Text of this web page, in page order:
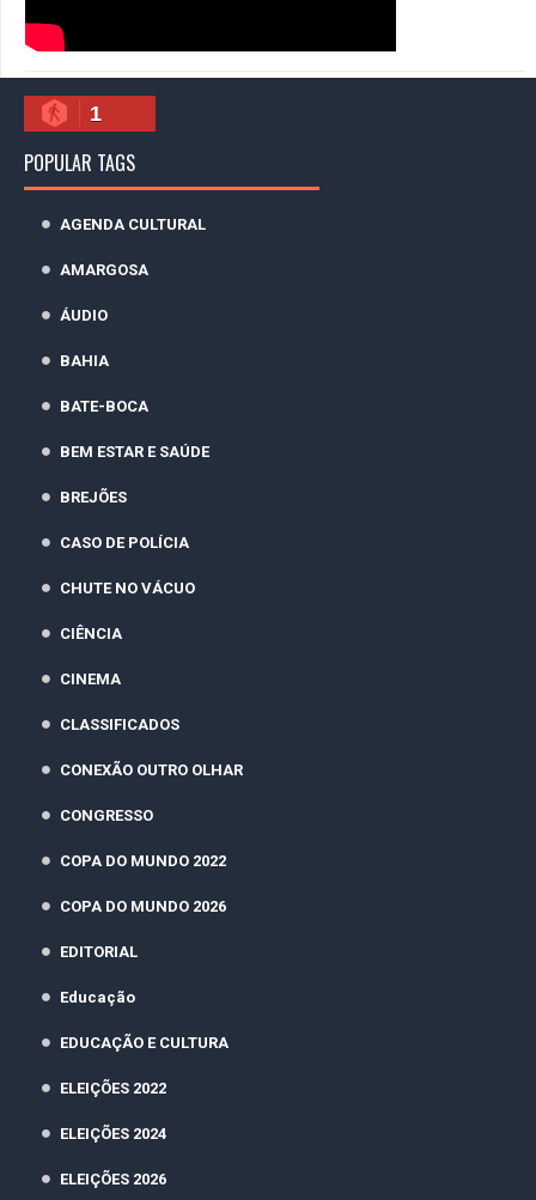
1
POPULAR TAGS
AGENDA CULTURAL
AMARGOSA
ÁUDIO
BAHIA
BATE-BOCA
BEM ESTAR E SAÚDE
BREJÕES
CASO DE POLÍCIA
CHUTE NO VÁCUO
CIÊNCIA
CINEMA
CLASSIFICADOS
CONEXÃO OUTRO OLHAR
CONGRESSO
COPA DO MUNDO 2022
COPA DO MUNDO 2026
EDITORIAL
Educação
EDUCAÇÃO E CULTURA
ELEIÇÕES 2022
ELEIÇÕES 2024
ELEIÇÕES 2026